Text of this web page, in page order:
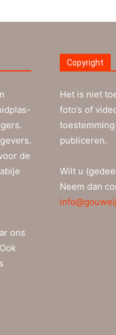
de
ons
Copyright
Het is niet
foto’s of
publiceren.
Wilt u
Neem dan